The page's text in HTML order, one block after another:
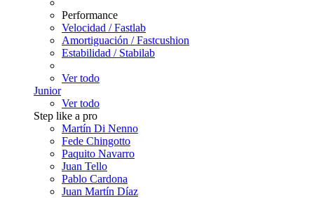
Performance
Velocidad / Fastlab
Amortiguación / Fastcushion
Estabilidad / Stabilab
Ver todo
Junior
Ver todo
Step like a pro
Martín Di Nenno
Fede Chingotto
Paquito Navarro
Juan Tello
Pablo Cardona
Juan Martín Díaz